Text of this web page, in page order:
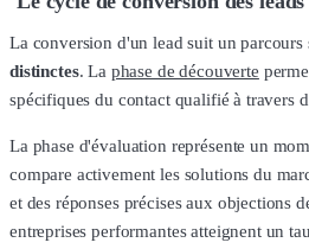
La conversion d'un lead suit un parcours
distinctes. La phase de découverte
spécifiques du contact qualifié à travers
La phase d'évaluation représente un
compare activement les solutions du
et des réponses précises aux objections
entreprises performantes atteignent un